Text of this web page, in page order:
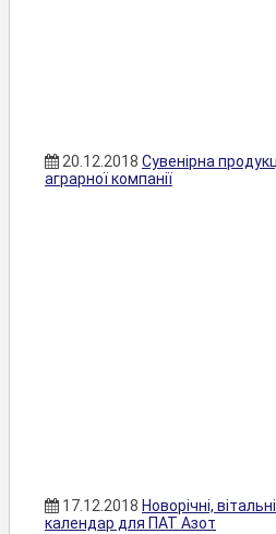
20.12.2018 Сувенірна
аграрної компанії
17.12.2018 Новорічні,
календар для ПАТ Азот